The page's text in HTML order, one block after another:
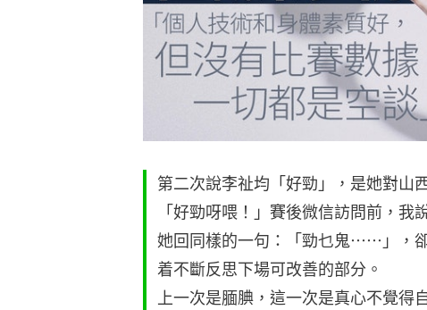
第二次說李祉均「好勁」，是她對山
「好勁呀喂！」賽後微信訪問前，我
她回同樣的一句：「勁乜鬼⋯⋯」，
着不斷反思下場可改善的部分。
上一次是腼腆，這一次是真心不覺得